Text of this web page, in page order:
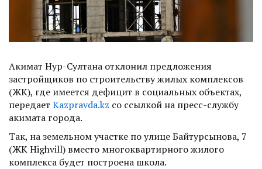
Акимат Нур-Султана отклонил предложения
застройщиков по строительству жилых комплексов
(ЖК), где имеется дефицит в социальных объектах,
передает Каzpravda.kz со ссылкой на пресс-службу
акимата города.
Так, на земельном участке по улице Байтурсынова, 7
(ЖК Highvill) вместо многоквартирного жилого
комплекса будет построена школа.